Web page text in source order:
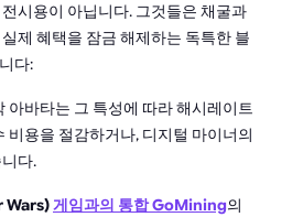
시용이 아닙니다. 그것들은 채굴과
제 혜택을 잠금 해제하는 독특한 블
다:
아바타는 그 특성에 따라 해시레이트
비용을 절감하거나, 디지털 마이너의
다.
Wars)게임과의 통합GoMining의